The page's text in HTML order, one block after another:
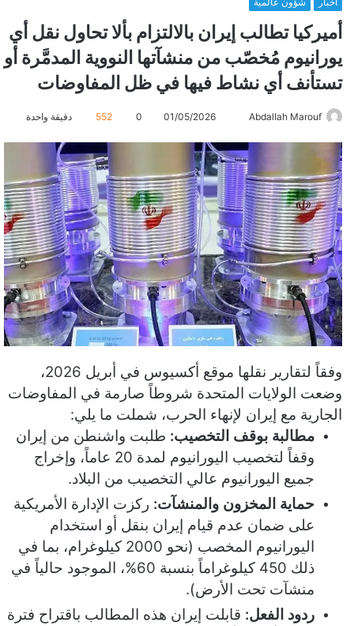
أميركيا تطالب إيران بالالتزام بألا تحاول نقل أي
يورانيوم مُخصّب من منشآتها النووية المدمَّرة أو
تستأنف أي نشاط فيها في ظل المفاوضات
Abdallah Marouf
س
ل
ب
ر
ي
د
ا
إ
ل
ك
ت
ن
ي
ا
01/05/2026
0
552 دقيقة واحدة
وفقاً لتقارير نقلها موقع أكسيوس في أبريل 2026،
وضعت الولايات المتحدة شروطاً صارمة في المفاوضات
الجارية مع إيران لإنهاء الحرب، شملت ما يلي:
مطالبة بوقف التخصيب: طلبت واشنطن من إيران
وقفاً لتخصيب اليورانيوم لمدة 20 عاماً، وإخراج
جميع اليورانيوم عالي التخصيب من البلاد.
حماية المخزون والمنشآت: ركزت الإدارة الأمريكية
على ضمان عدم قيام إيران بنقل أو استخدام
اليورانيوم المخصب (نحو 2000 كيلوغرام، بما في
ذلك 450 كيلوغراماً بنسبة 60%، الموجود حالياً في
منشآت تحت الأرض).
ردود الفعل: قابلت إيران هذه المطالب باقتراح فترة